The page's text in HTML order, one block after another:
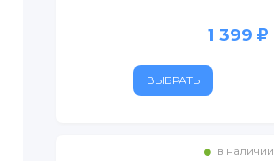
1 399
ВЫБРАТЬ
в наличии